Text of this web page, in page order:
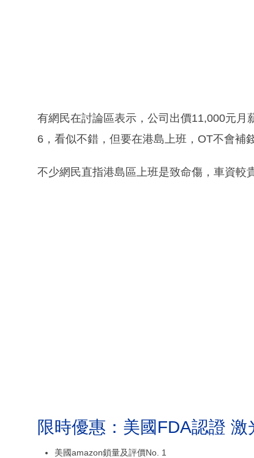
有網民在討論區表示，公司出價11,000元
6，看似不錯，但要在港島上班，OT不會補
不少網民直指港島區上班是致命傷，車資較
限時優惠：美國FDA認證 激
美國amazon鎖量及評價No. 1